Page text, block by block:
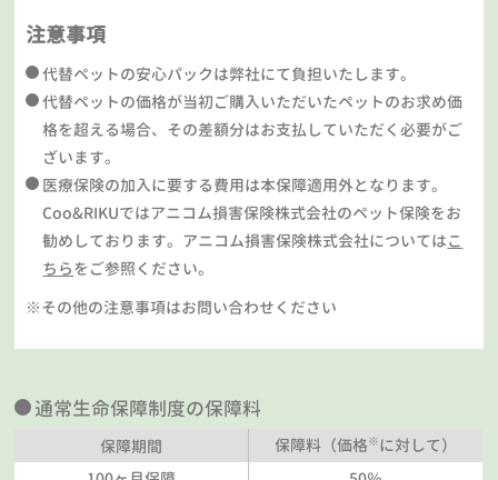
注意事項
代替ペットの安心パックは弊社にて負担いたします。
代替ペットの価格が当初ご購入いただいたペットのお求め価
格を超える場合、その差額分はお支払していただく必要がご
ざいます。
医療保険の加入に要する費用は本保障適用外となります。
Coo&RIKUではアニコム損害保険株式会社のペット保険をお
勧めしております。アニコム損害保険株式会社についてはこ
ちらをご参照ください。
※その他の注意事項はお問い合わせください
通常生命保障制度の保障料
保障期間 保障料（価格※に対して）